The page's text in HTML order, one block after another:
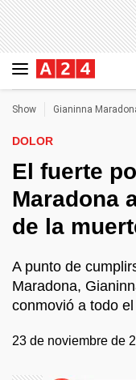
Show Gianinna
DOLOR
El fuerte
Maradona
de la
A punto de
Maradona,
conmovió a todo
23 de noviembre de